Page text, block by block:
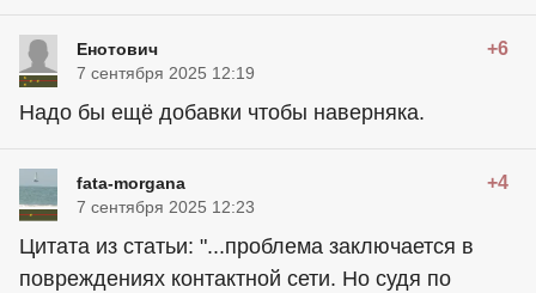
Енотович +6
7 сентября 2025 12:19
Надо бы ещё добавки чтобы наверняка.
fata-morgana +4
7 сентября 2025 12:23
Цитата из статьи: "...проблема заключается в
повреждениях контактной сети. Но судя по